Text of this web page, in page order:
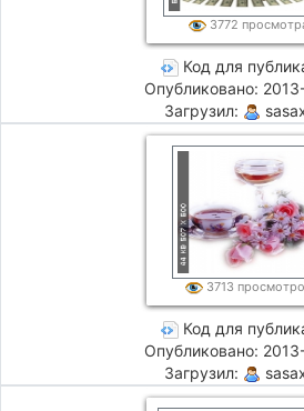
3772
Код для
Опубликовано:
Загрузил:
3713
Код для
Опубликовано:
Загрузил: